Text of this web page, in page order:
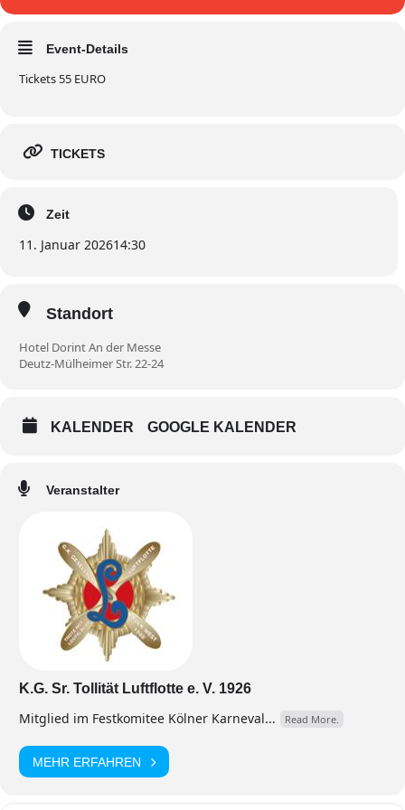
Event-Details
Tickets 55 EURO
TICKETS
Zeit
11. Januar 202614:30
Standort
Hotel Dorint An der Messe
Deutz-Mülheimer Str. 22-24
KALENDER GOOGLE KALENDER
Veranstalter
K.G. Sr. Tollität Luftflotte e. V. 1926
Mitglied im Festkomitee Kölner Karneval... Read More.
MEHR ERFAHREN